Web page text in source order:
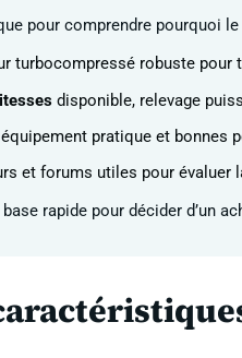
pour comprendre pourquoi
turbocompressé robuste pour
disponible, relevage
pratique et bonnes
et forums utiles pour évaluer
rapide pour décider d’un